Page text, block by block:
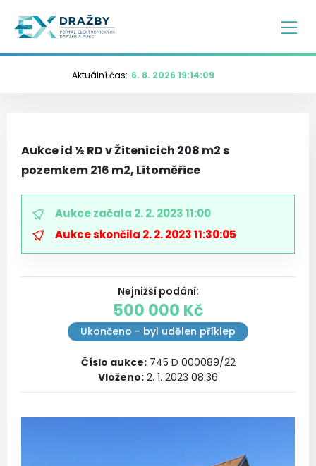
Aktuální čas: 6. 8. 2026 19:14:10
Aukce id ½ RD v Žitenicích 208 m2 s
pozemkem 216 m2, Litoměřice
Aukce začala 2. 2. 2023 11:00
Aukce skončila 2. 2. 2023 11:30:05
Nejnižší podání:
500 000 Kč
Ukončeno - byl udělen příklep
Číslo aukce: 745 D 000089/22
Vloženo: 2. 1. 2023 08:36